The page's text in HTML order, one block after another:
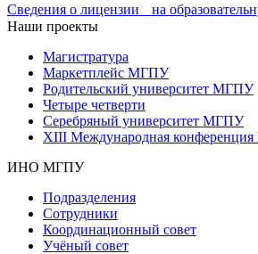
Сведения о лицензии на
Наши проекты
Магистратура
Маркетплейс МГПУ
Родительский университет МГПУ
Четыре четверти
Серебряный университет МГПУ
XIII Международная
ИНО МГПУ
Подразделения
Сотрудники
Координационный совет
Учёный совет